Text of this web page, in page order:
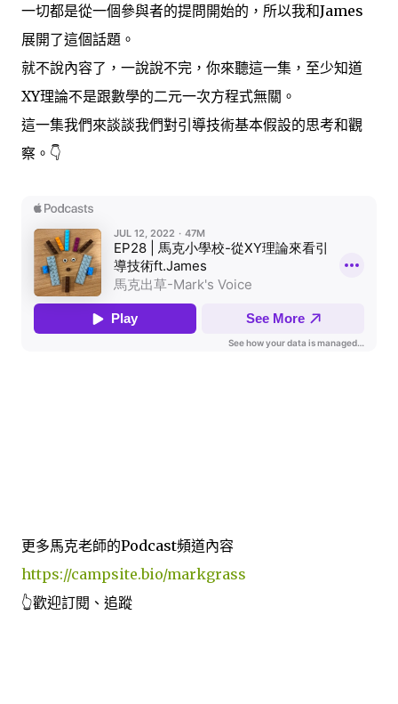
一切都是從一個參與者的提問開始的，所以我和James
展開了這個話題。
就不說內容了，一說說不完，你來聽這一集，至少知道
XY理論不是跟數學的二元一次方程式無關。
這一集我們來談談我們對引導技術基本假設的思考和觀
察。👇
更多馬克老師的Podcast頻道內容
https://campsite.bio/markgrass
👆歡迎訂閱、追蹤